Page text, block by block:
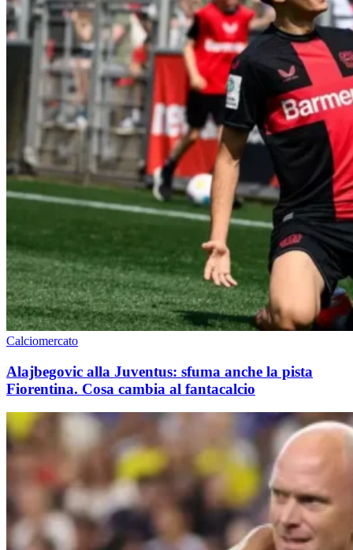
Calciomercato
Alajbegovic alla Juventus: sfuma anche la pista
Fiorentina. Cosa cambia al fantacalcio